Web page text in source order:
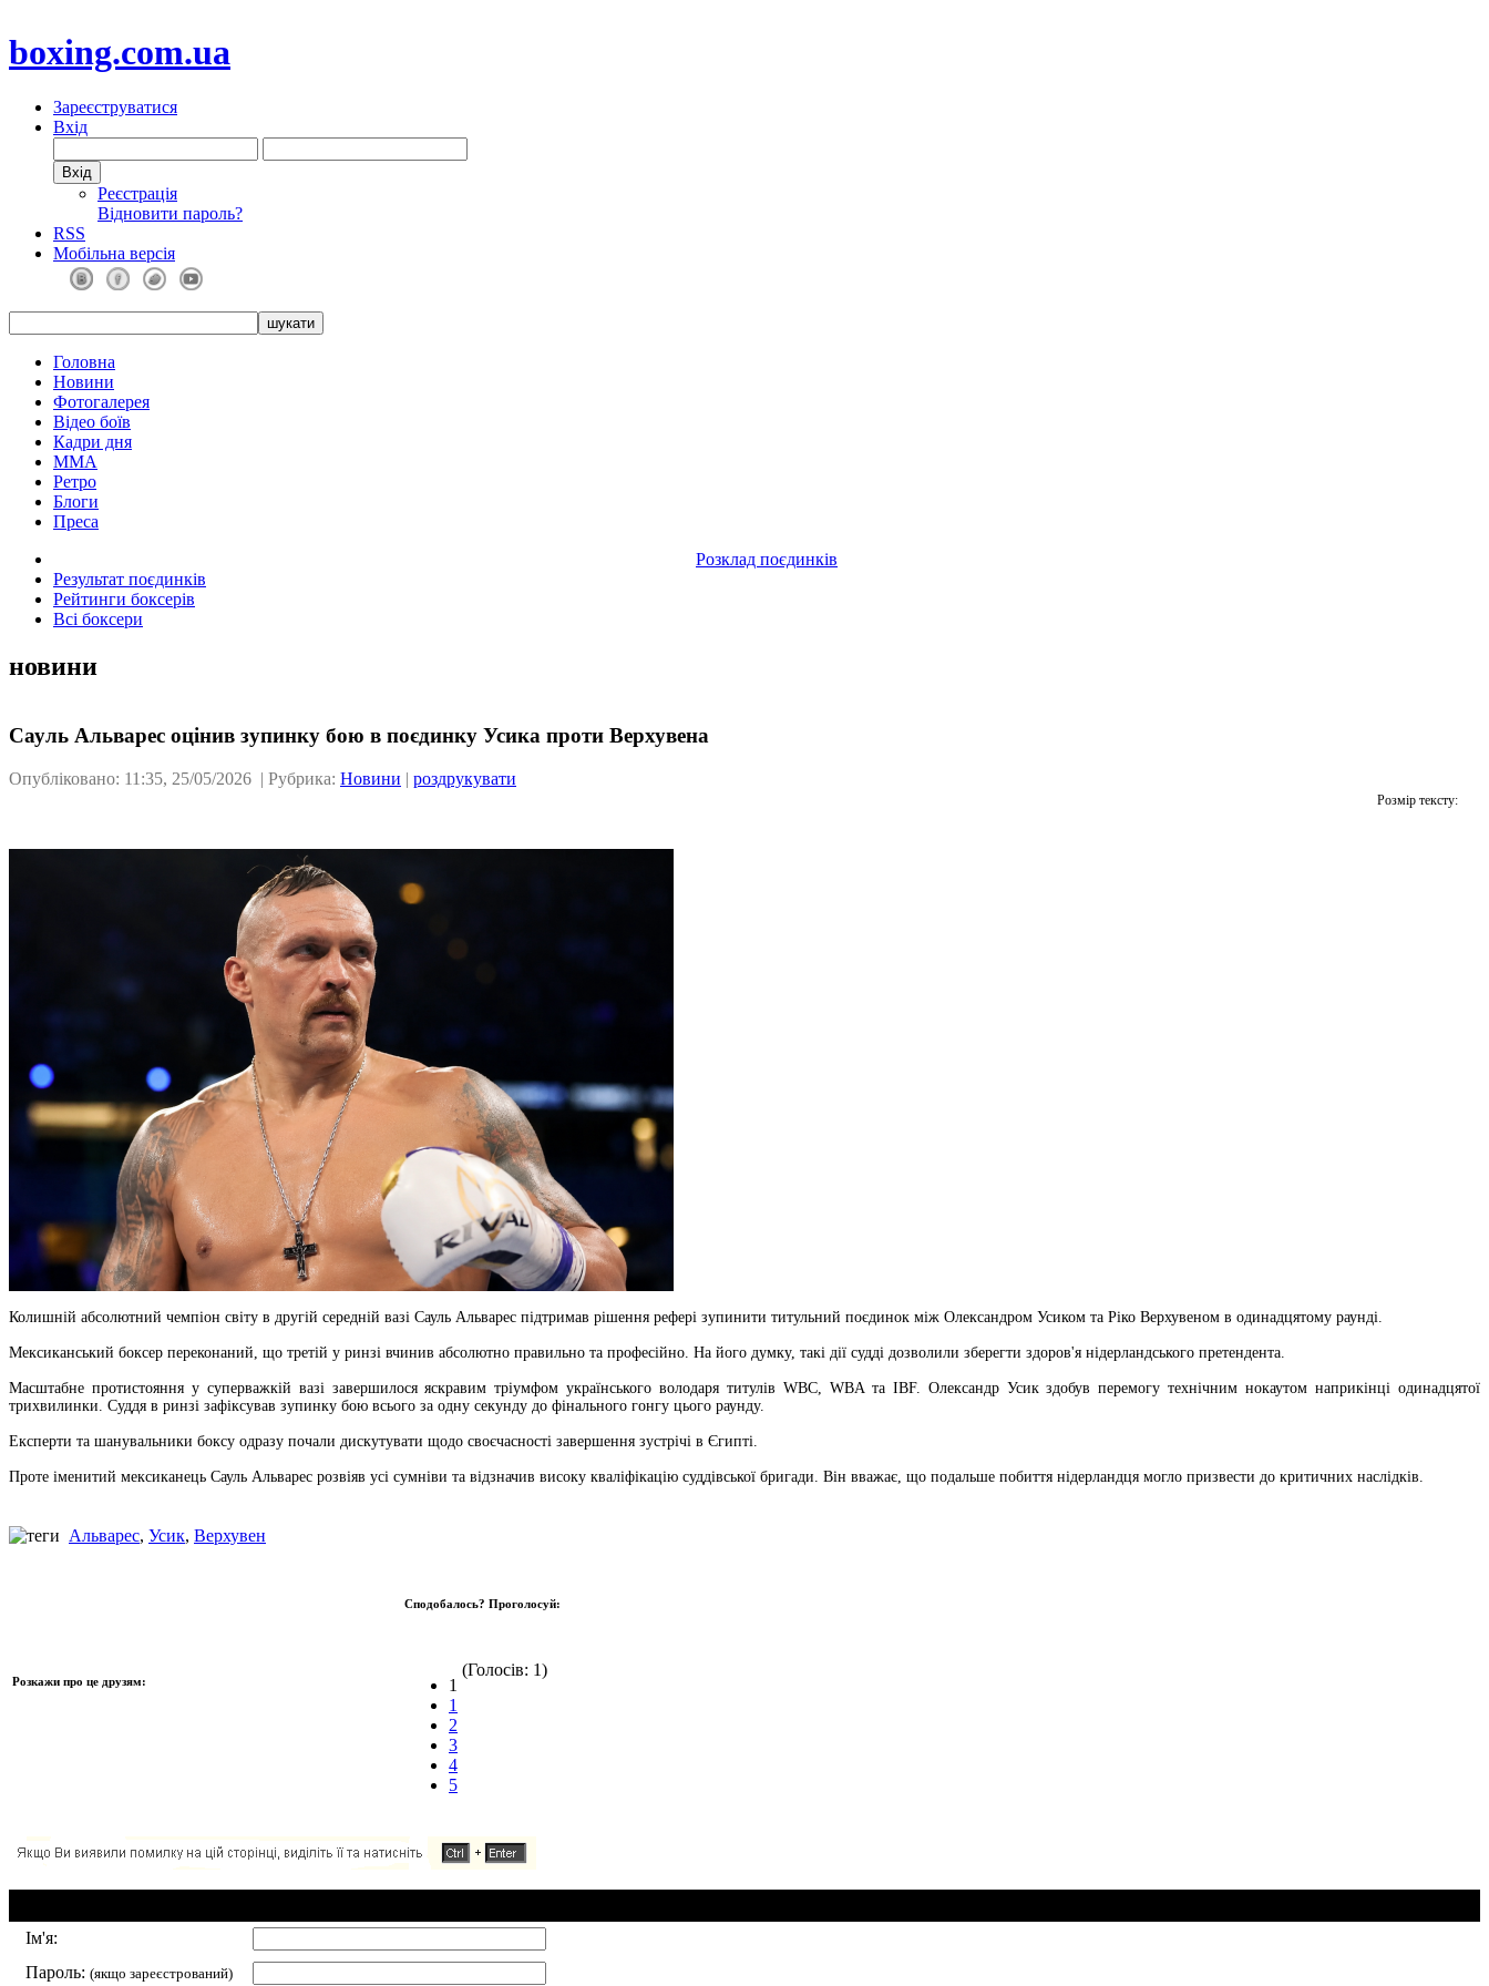
boxing.com.ua
Зареєструватися
Вхід
Реєстрація
Відновити пароль?
RSS
Мобільна версія
Головна
Новини
Фотогалерея
Відео боїв
Кадри дня
ММА
Ретро
Блоги
Преса
Розклад поєдинків
Результат поєдинків
Рейтинги боксерів
Всі боксери
новини
Сауль Альварес оцінив зупинку бою в поєдинку Усика проти Верхувена
Опубліковано: 11:35, 25/05/2026 | Рубрика: Новини | роздрукувати
Розмір тексту:
Колишній абсолютний чемпіон світу в другій середній вазі Сауль Альварес підтримав рішення рефері зупинити титульний поєдинок між Олександром Усиком та Ріко Верхувеном в одинадцятому раунді.
Мексиканський боксер переконаний, що третій у ринзі вчинив абсолютно правильно та професійно. На його думку, такі дії судді дозволили зберегти здоров'я нідерландського претендента.
Масштабне протистояння у суперважкій вазі завершилося яскравим тріумфом українського володаря титулів WBC, WBA та IBF. Олександр Усик здобув перемогу технічним нокаутом наприкінці одинадцятої
трихвилинки. Суддя в ринзі зафіксував зупинку бою всього за одну секунду до фінального гонгу цього раунду.
Експерти та шанувальники боксу одразу почали дискутувати щодо своєчасності завершення зустрічі в Єгипті.
Проте іменитий мексиканець Сауль Альварес розвіяв усі сумніви та відзначив високу кваліфікацію суддівської бригади. Він вважає, що подальше побиття нідерландця могло призвести до критичних наслідків.
Альварес, Усик, Верхувен
Розкажи про це друзям:
Сподобалось? Проголосуй:
1
1
2
3
4
5
(Голосів: 1)
Ім'я:
Пароль: (якщо зареєстрований)